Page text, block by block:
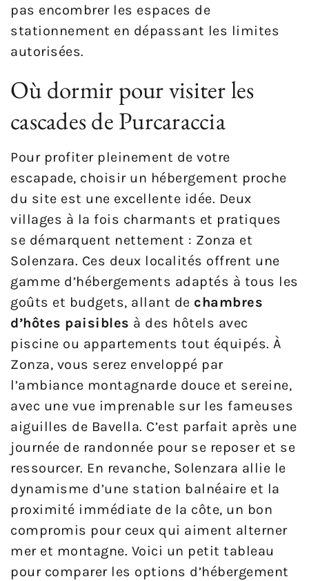
pas encombrer les espaces de
stationnement en dépassant les limites
autorisées.
Où dormir pour visiter les
cascades de Purcaraccia
Pour profiter pleinement de votre
escapade, choisir un hébergement proche
du site est une excellente idée. Deux
villages à la fois charmants et pratiques
se démarquent nettement : Zonza et
Solenzara. Ces deux localités offrent une
gamme d’hébergements adaptés à tous les
goûts et budgets, allant de chambres
d’hôtes paisibles à des hôtels avec
piscine ou appartements tout équipés. À
Zonza, vous serez enveloppé par
l’ambiance montagnarde douce et sereine,
avec une vue imprenable sur les fameuses
aiguilles de Bavella. C’est parfait après une
journée de randonnée pour se reposer et se
ressourcer. En revanche, Solenzara allie le
dynamisme d’une station balnéaire et la
proximité immédiate de la côte, un bon
compromis pour ceux qui aiment alterner
mer et montagne. Voici un petit tableau
pour comparer les options d’hébergement